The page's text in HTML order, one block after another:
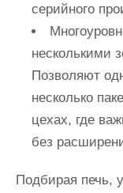
серийного
несколькими
Позволяют
несколько
цехах, где
без
Подбирая печь,